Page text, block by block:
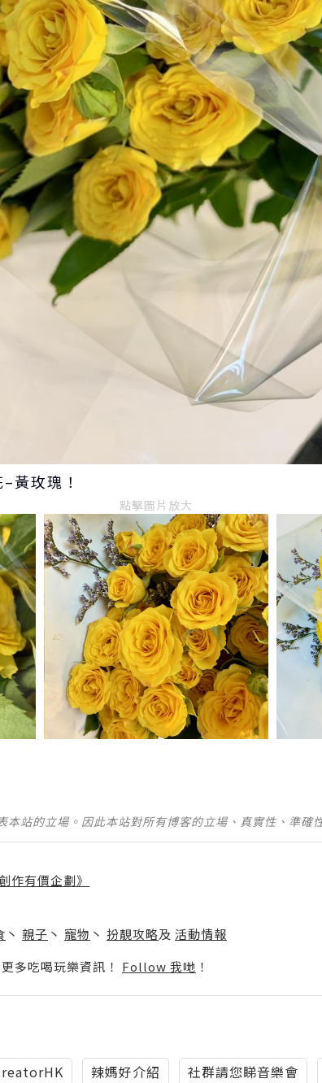
黃玫瑰！
點擊圖片放大
本站的立場。因此本站對所有博客的立場、真實性、準確
作有價企劃》
丶 親子 丶 寵物 丶 扮靚攻略及 活動情報
多吃喝玩樂資訊！ Follow 我哋 ！
辣媽好介紹 社群請您睇音樂會